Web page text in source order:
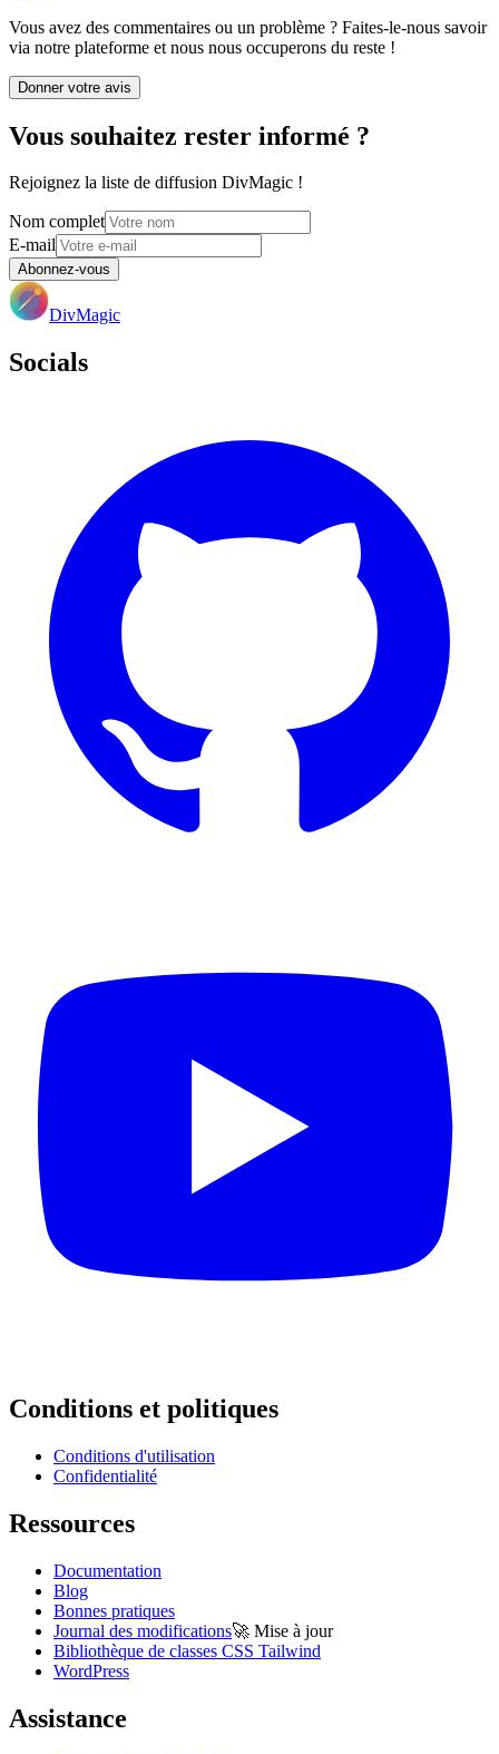
Vous avez des commentaires ou un problème ? Faites-le-nous savoir
via notre plateforme et nous nous occuperons du reste !
Donner votre avis
Vous souhaitez rester informé ?
Rejoignez la liste de diffusion DivMagic !
Nom complet
E-mail
Abonnez-vous
DivMagic
Socials
Conditions et politiques
Conditions d'utilisation
Confidentialité
Ressources
Documentation
Blog
Bonnes pratiques
Journal des modifications🚀 Mise à jour
Bibliothèque de classes CSS Tailwind
WordPress
Assistance